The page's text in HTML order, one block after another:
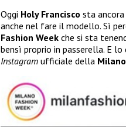
Oggi Holy Francisco sta
anche nel fare il modello. Sì
Fashion Week che si sta
bensì proprio in passerella. E
Instagram ufficiale della